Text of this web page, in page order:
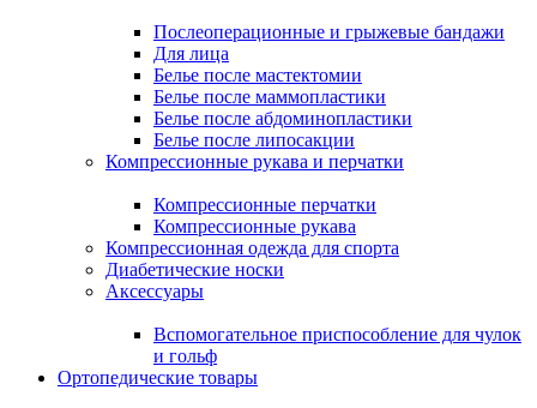
Послеоперационные и грыжевые бандажи
Для лица
Белье после мастектомии
Белье после маммопластики
Белье после абдоминопластики
Белье после липосакции
Компрессионные рукава и перчатки
Компрессионные перчатки
Компрессионные рукава
Компрессионная одежда для спорта
Диабетические носки
Аксессуары
Вспомогательное приспособление для чулок
и гольф
Ортопедические товары